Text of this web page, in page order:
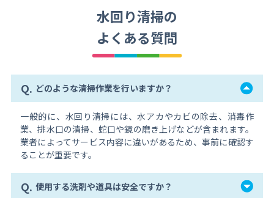
水回り清掃の
よくある質問
Q. どのような清掃作業を行いますか？
一般的に、水回り清掃には、水アカやカビの除去、消毒作
業、排水口の清掃、蛇口や鏡の磨き上げなどが含まれます。
業者によってサービス内容に違いがあるため、事前に確認す
ることが重要です。
Q. 使用する洗剤や道具は安全ですか？